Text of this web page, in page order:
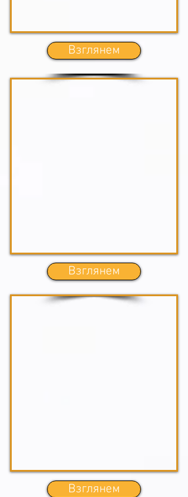
Взглянем
Взглянем
Взглянем